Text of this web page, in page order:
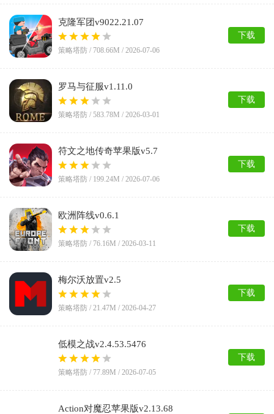
克隆军团v9022.21.07
策略塔防 / 708.66M / 2026-07-06
下载
罗马与征服v1.11.0
策略塔防 / 583.78M / 2026-03-01
下载
符文之地传奇苹果版v5.7
策略塔防 / 199.24M / 2026-07-06
下载
欧洲阵线v0.6.1
策略塔防 / 76.16M / 2026-03-11
下载
梅尔沃放置v2.5
策略塔防 / 21.47M / 2026-04-27
下载
低模之战v2.4.53.5476
策略塔防 / 77.89M / 2026-07-05
下载
Action对魔忍苹果版v2.13.68